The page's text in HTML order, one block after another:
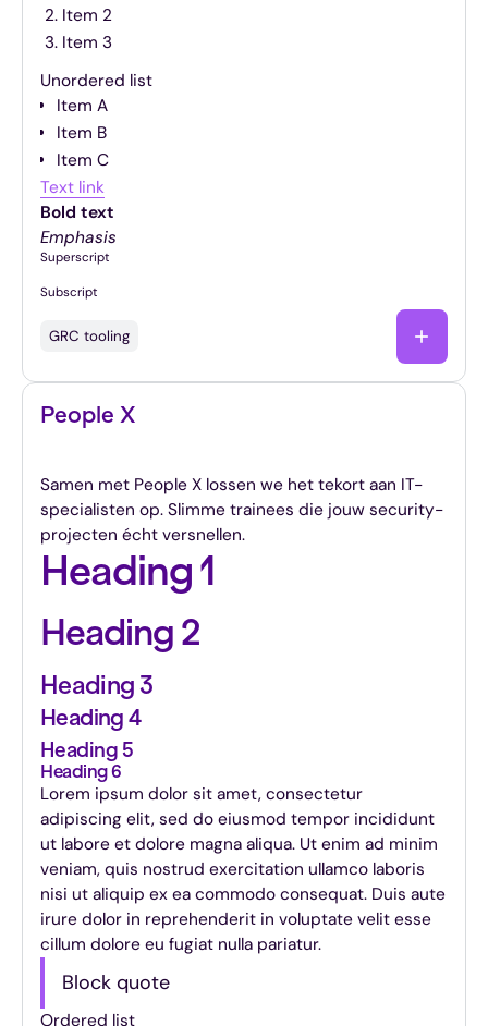
Item 2
Item 3
Unordered list
Item A
Item B
Item C
Text link
Bold text
Emphasis
Superscript
Subscript
GRC tooling
People X
Samen met People X lossen we het tekort aan IT-
specialisten op. Slimme trainees die jouw security-
projecten écht versnellen.
Heading 1
Heading 2
Heading 3
Heading 4
Heading 5
Heading 6
Lorem ipsum dolor sit amet, consectetur
adipiscing elit, sed do eiusmod tempor incididunt
ut labore et dolore magna aliqua. Ut enim ad minim
veniam, quis nostrud exercitation ullamco laboris
nisi ut aliquip ex ea commodo consequat. Duis aute
irure dolor in reprehenderit in voluptate velit esse
cillum dolore eu fugiat nulla pariatur.
Block quote
Ordered list